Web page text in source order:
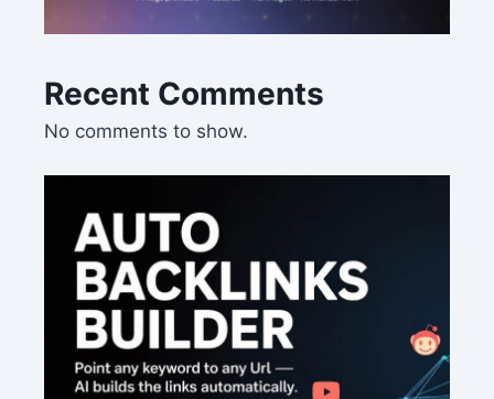
Recent Comments
No comments to show.